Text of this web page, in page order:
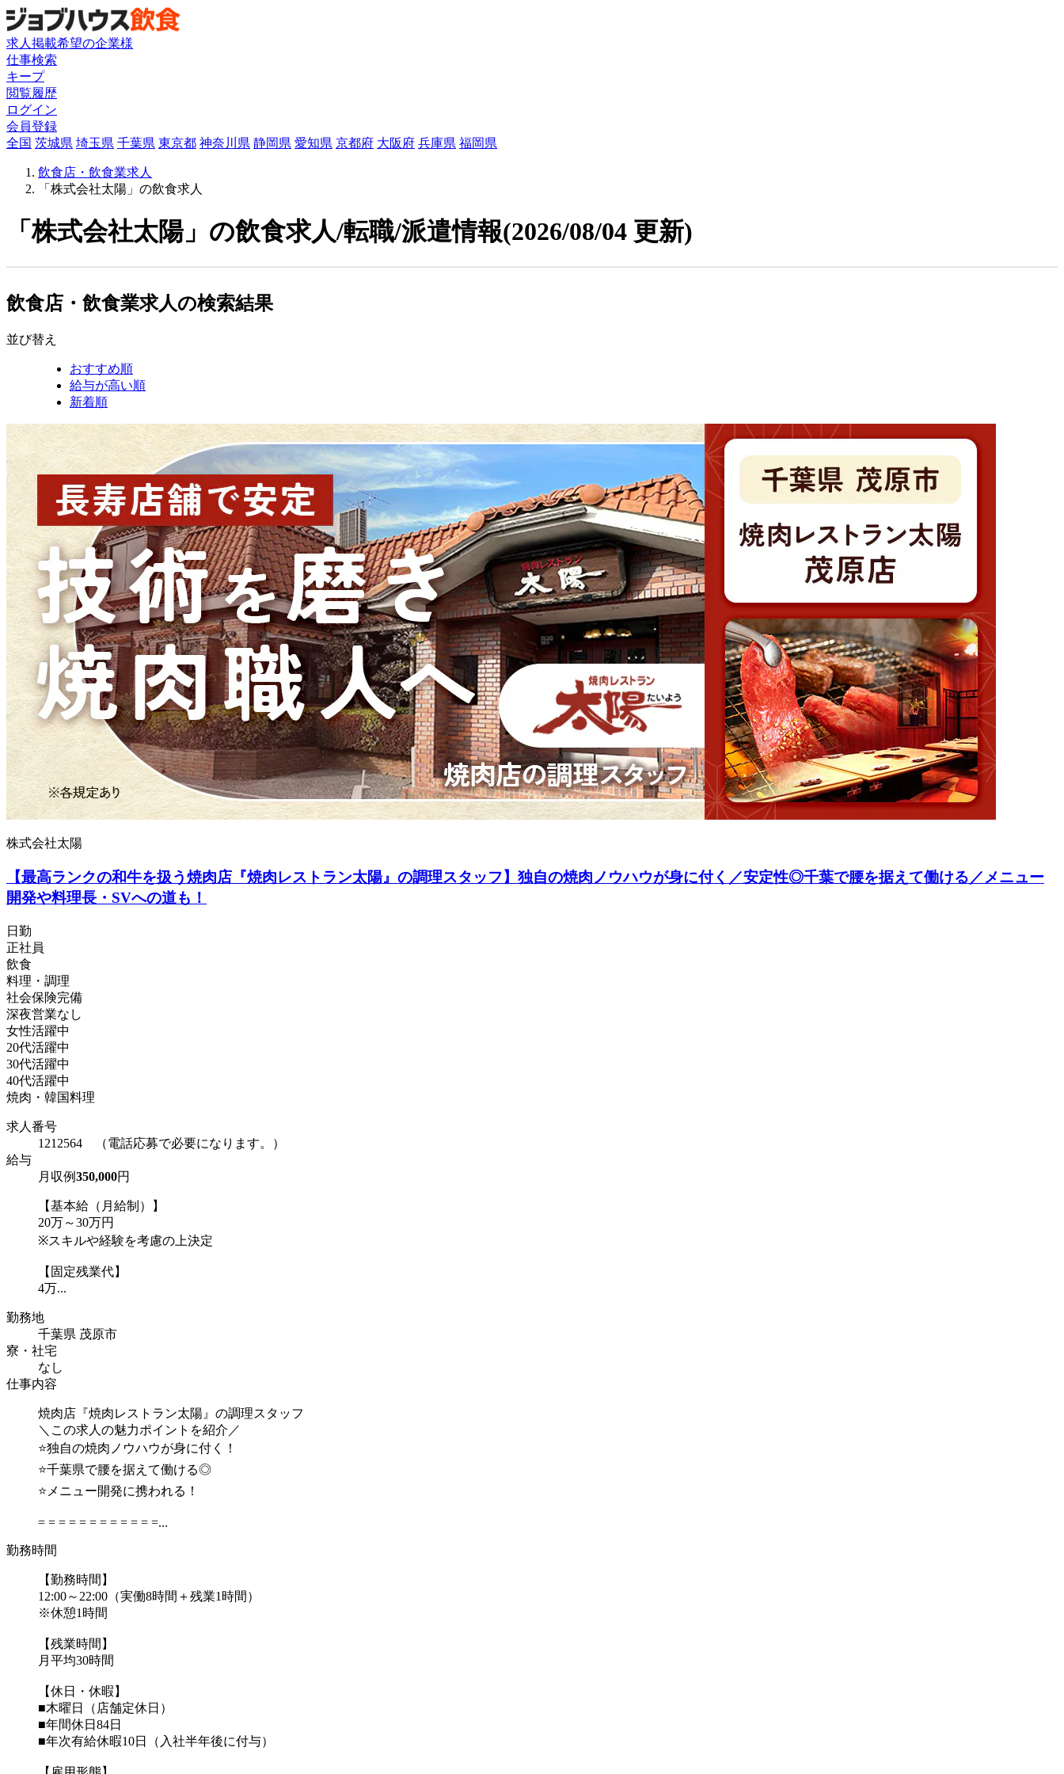
求人掲載希望の企業様
仕事検索
キープ
閲覧履歴
ログイン
会員登録
全国 茨城県 埼玉県 千葉県 東京都 神奈川県 静岡県 愛知県 京都府 大阪府 兵庫県 福岡県
飲食店・飲食業求人
「株式会社太陽」の飲食求人
「株式会社太陽」の飲食求人/転職/派遣情報(2026/08/04 更新)
飲食店・飲食業求人の検索結果
並び替え
おすすめ順
給与が高い順
新着順
株式会社太陽
【最高ランクの和牛を扱う焼肉店『焼肉レストラン太陽』の調理スタッフ】独自の焼肉ノウハウが身に付く／安定性◎千葉で腰を据えて働ける／メニュー
開発や料理長・SVへの道も！
日勤
正社員
飲食
料理・調理
社会保険完備
深夜営業なし
女性活躍中
20代活躍中
30代活躍中
40代活躍中
焼肉・韓国料理
求人番号
1212564 （電話応募で必要になります。）
給与
月収例350,000円
【基本給（月給制）】
20万～30万円
※スキルや経験を考慮の上決定
【固定残業代】
4万...
勤務地
千葉県 茂原市
寮・社宅
なし
仕事内容
焼肉店『焼肉レストラン太陽』の調理スタッフ
＼この求人の魅力ポイントを紹介／
⭐独自の焼肉ノウハウが身に付く！
⭐千葉県で腰を据えて働ける◎
⭐メニュー開発に携われる！
= = = = = = = = = = = =...
勤務時間
【勤務時間】
12:00～22:00（実働8時間＋残業1時間）
※休憩1時間
【残業時間】
月平均30時間
【休日・休暇】
■木曜日（店舗定休日）
■年間休日84日
■年次有給休暇10日（入社半年後に付与）